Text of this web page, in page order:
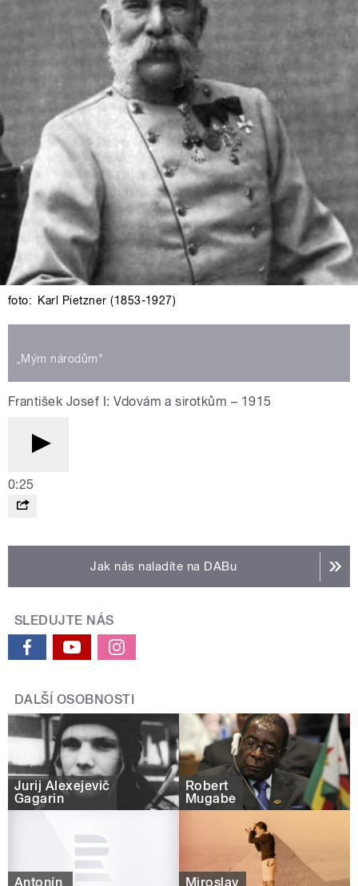
foto: Karl Pietzner (1853-1927)
„Mým národům"
František Josef I: Vdovám a sirotkům – 1915
0:25
Jak nás naladíte na DABu
SLEDUJTE NÁS
DALŠÍ OSOBNOSTI
Jurij Alexejevič
Gagarin
Robert
Mugabe
Antonín
Miroslav